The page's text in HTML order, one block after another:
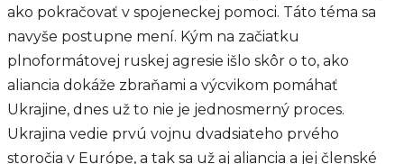
ako pokračovať v spojeneckej pomoci. Táto téma sa
navyše postupne mení. Kým na začiatku
plnoformátovej ruskej agresie išlo skôr o to, ako
aliancia dokáže zbraňami a výcvikom pomáhať
Ukrajine, dnes už to nie je jednosmerný proces.
Ukrajina vedie prvú vojnu dvadsiateho prvého
storočia v Európe, a tak sa už aj aliancia a jej členské